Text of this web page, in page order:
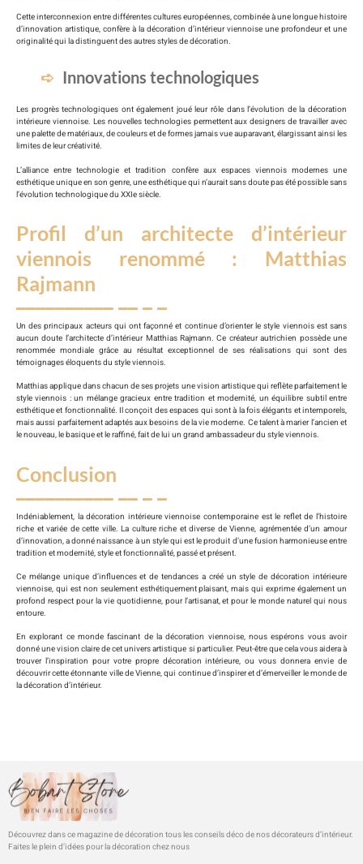
Cette interconnexion entre différentes cultures européennes, combinée à une longue histoire
d’innovation artistique, confère à la décoration d’intérieur viennoise une profondeur et une
originalité qui la distinguent des autres styles de décoration.
Innovations technologiques
Les progrès technologiques ont également joué leur rôle dans l’évolution de la décoration
intérieure viennoise. Les nouvelles technologies permettent aux designers de travailler avec
une palette de matériaux, de couleurs et de formes jamais vue auparavant, élargissant ainsi les
limites de leur créativité.
L’alliance entre technologie et tradition confère aux espaces viennois modernes une
esthétique unique en son genre, une esthétique qui n’aurait sans doute pas été possible sans
l’évolution technologique du XXIe siècle.
Profil d’un architecte d’intérieur
viennois renommé : Matthias
Rajmann
Un des principaux acteurs qui ont façonné et continue d’orienter le style viennois est sans
aucun doute l’architecte d’intérieur Matthias Rajmann. Ce créateur autrichien possède une
renommée mondiale grâce au résultat exceptionnel de ses réalisations qui sont des
témoignages éloquents du style viennois.
Matthias applique dans chacun de ses projets une vision artistique qui reflète parfaitement le
style viennois : un mélange gracieux entre tradition et modernité, un équilibre subtil entre
esthétique et fonctionnalité. Il conçoit des espaces qui sont à la fois élégants et intemporels,
mais aussi parfaitement adaptés aux besoins de la vie moderne. Ce talent à marier l’ancien et
le nouveau, le basique et le raffiné, fait de lui un grand ambassadeur du style viennois.
Conclusion
Indéniablement, la décoration intérieure viennoise contemporaine est le reflet de l’histoire
riche et variée de cette ville. La culture riche et diverse de Vienne, agrémentée d’un amour
d’innovation, a donné naissance à un style qui est le produit d’une fusion harmonieuse entre
tradition et modernité, style et fonctionnalité, passé et présent.
Ce mélange unique d’influences et de tendances a créé un style de décoration intérieure
viennoise, qui est non seulement esthétiquement plaisant, mais qui exprime également un
profond respect pour la vie quotidienne, pour l’artisanat, et pour le monde naturel qui nous
entoure.
En explorant ce monde fascinant de la décoration viennoise, nous espérons vous avoir
donné une vision claire de cet univers artistique si particulier. Peut-être que cela vous aidera à
trouver l’inspiration pour votre propre décoration intérieure, ou vous donnera envie de
découvrir cette étonnante ville de Vienne, qui continue d’inspirer et d’émerveiller le monde de
la décoration d’intérieur.
Découvrez dans ce magazine de décoration tous les conseils déco de nos décorateurs d’intérieur.
Faites le plein d’idées pour la décoration chez nous